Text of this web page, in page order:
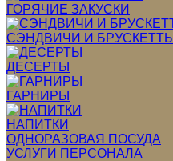
ГОРЯЧИЕ ЗАКУСКИ
СЭНДВИЧИ И БРУСКЕТТЫ
ДЕСЕРТЫ
ГАРНИРЫ
НАПИТКИ
ОДНОРАЗОВАЯ ПОСУДА
УСЛУГИ ПЕРСОНАЛА